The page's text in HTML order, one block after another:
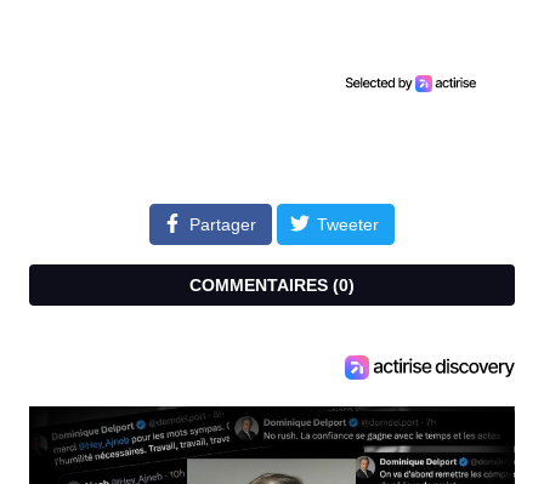
Partager Tweeter
COMMENTAIRES (0)